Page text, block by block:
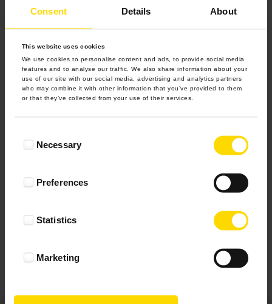
Consent Details About
This website uses cookies
We use cookies to personalise content and ads, to provide social media
features and to analyse our traffic. We also share information about your
use of our site with our social media, advertising and analytics partners
who may combine it with other information that you’ve provided to them
or that they’ve collected from your use of their services.
SelectionNecessary
Preferences
Statistics
Marketing
użyciem gwoździ, młotka itp. Tylko wtedy trudniej jest o
zmianę koncepcji naszej galerii zdjęć. Raz wbity gwóźdź
zostaje na dłużej, albo… zostawia dziurę.
Stawiając na zmiany układu zdjęć na ścianie tak często jak
tylko chcemy, warto zastosować nowoczesne rozwiązania,
które ułatwią nam bawienie się w tworzenie coraz to nowych
galerii na ścianie, jak i podczas jej demontażu, czy zmiany
Rób zdjęcia, zachowuj wspomnienia, wywołuj ramki,
Zmieniaj wygląd swojego
domu w sposób jaki najbardziej będzie Ci odpowiadał.
Powodzenia!